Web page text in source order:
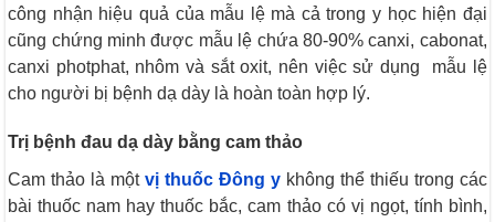
công nhận hiệu quả của mẫu lệ mà cả trong y học hiện đại
cũng chứng minh được mẫu lệ chứa 80-90% canxi, cabonat,
canxi photphat, nhôm và sắt oxit, nên việc sử dụng mẫu lệ
cho người bị bệnh dạ dày là hoàn toàn hợp lý.
Trị bệnh đau dạ dày bằng cam thảo
Cam thảo là một vị thuốc Đông ykhông thể thiếu trong các
bài thuốc nam hay thuốc bắc, cam thảo có vị ngọt, tính bình,